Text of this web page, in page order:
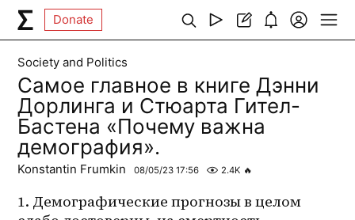
Donate
Society and Politics
Самое главное в книге Дэнни
Дорлинга и Стюарта Гител-
Бастена «Почему важна
демография».
Konstantin Frumkin 08/05/23 17:56 2.4K 🔥
1. Демографические прогнозы в целом